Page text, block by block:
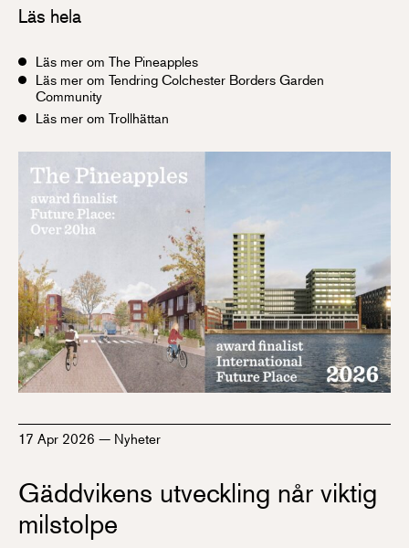
Läs hela
Läs mer om The Pineapples
Läs mer om Tendring Colchester Borders Garden
Community
Läs mer om Trollhättan
17 Apr 2026 — Nyheter
Gäddvikens utveckling når viktig
milstolpe